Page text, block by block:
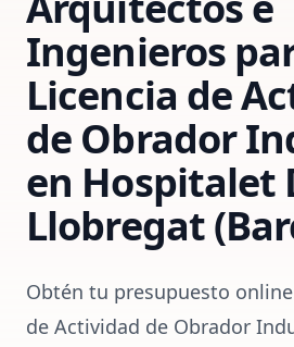
Ingenieros
Licencia de
de Obrador
en Hospitalet
Llobregat
Obtén tu presupuesto
de Actividad de Obrador